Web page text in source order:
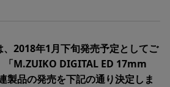
2018年1月下旬発売予定としてご
「M.ZUIKO DIGITAL ED 17mm
製品の発売を下記の通り決定しま